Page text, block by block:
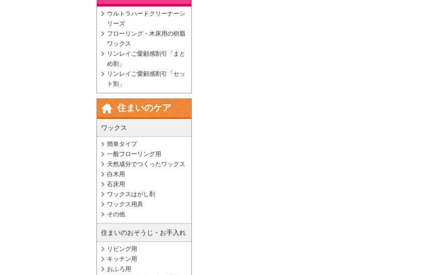
ウルトラハードクリーナーシ
リーズ
フローリング・木床用の樹脂
ワックス
リンレイご愛顧感割引「まと
め割」
リンレイご愛顧感割引「セッ
ト割」
住まいのケア
ワックス
簡単タイプ
一般フローリング用
天然成分でつくったワックス
白木用
石床用
ワックスはがし剤
ワックス用具
その他
住まいのおそうじ・お手入れ
リビング用
キッチン用
おふろ用